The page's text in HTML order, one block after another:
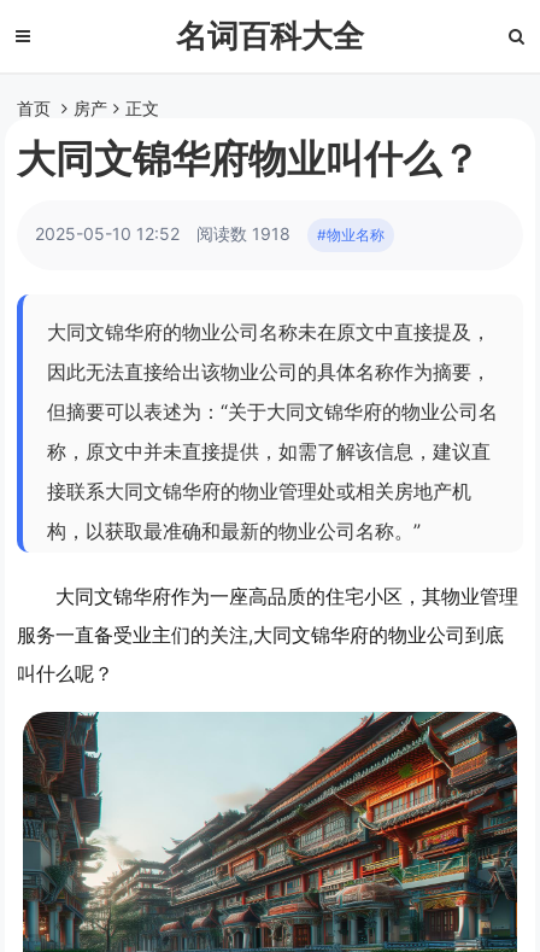
名词百科大全
首页 房产 正文
大同文锦华府物业叫什么？
2025-05-10 12:52 阅读数 1918 #物业名称
大同文锦华府的物业公司名称未在原文中直接提及，
因此无法直接给出该物业公司的具体名称作为摘要，
但摘要可以表述为：“关于大同文锦华府的物业公司名
称，原文中并未直接提供，如需了解该信息，建议直
接联系大同文锦华府的物业管理处或相关房地产机
构，以获取最准确和最新的物业公司名称。”
大同文锦华府作为一座高品质的住宅小区，其物业管理
服务一直备受业主们的关注,大同文锦华府的物业公司到底
叫什么呢？